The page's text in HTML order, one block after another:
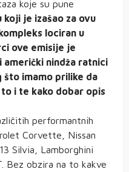
koje su pune
je izašao za ovu
lociran u
ove emisije je
američki nindža ratnici
što imamo prilike da
i te kako dobar opis
performantnih
Corvette, Nissan
Silvia, Lamborghini
Bez obzira na to kakve